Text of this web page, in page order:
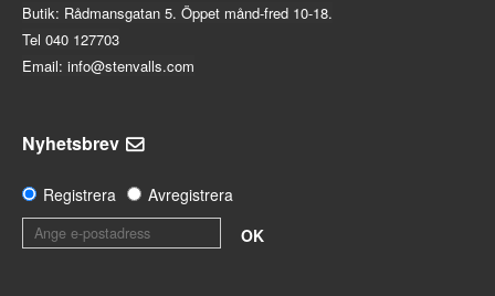
Butik: Rådmansgatan 5. Öppet månd-fred 10-18.
Tel 040 127703
Email: info@stenvalls.com
Nyhetsbrev
Registrera
Avregistrera
OK